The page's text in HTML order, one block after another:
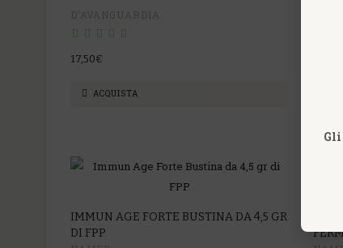
17,50€
ACQUISTA
IMMUN AGE FORTE BUSTINA DA 4,5 GR
DI FPP